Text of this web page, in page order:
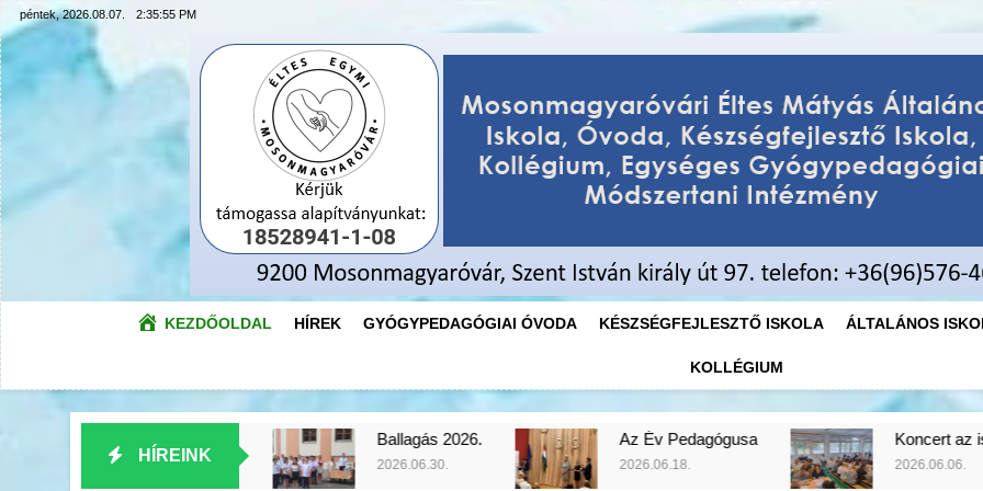
Ugrás
a
tartalomra
péntek, 2026.08.07. 2:35:57 PM
Éltes
Mosonmagyaróvári Éltes
KEZDŐOLDAL HÍREK GYÓGYPEDAGÓGIAI ÓVODA KÉSZSÉGFEJLESZTŐ ISKOLA ÁLTALÁNOS
KOLLÉGIUM
HÍREINK2026.06.30.
Az Év Pedagógusa
2026.06.18.
Koncert az iskolában